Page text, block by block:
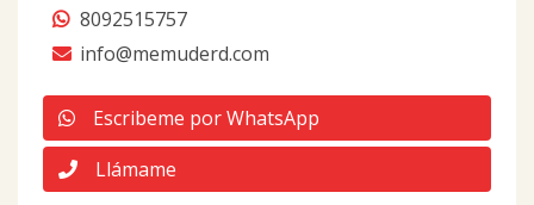
8092515757
info@memuderd.com
Escribeme por WhatsApp
Llámame